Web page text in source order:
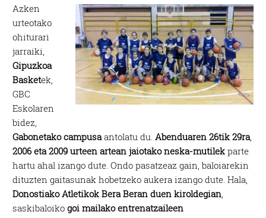
Azken
urteotako
ohiturari
jarraiki,
Gipuzkoa
Basketek,
GBC
Eskolaren
bidez,
Gabonetako campusaantolatu du.Abenduaren 26tik 29ra,
2006 eta 2009 urteen artean jaiotako neska-mutilek parte
hartu ahal izango dute. Ondo pasatzeaz gain, baloiarekin
dituzten gaitasunak hobetzeko aukera izango dute. Hala,
Donostiako Atletikok Bera Beran duen kiroldegian,
saskibaloikogoi mailako entrenatzaileen